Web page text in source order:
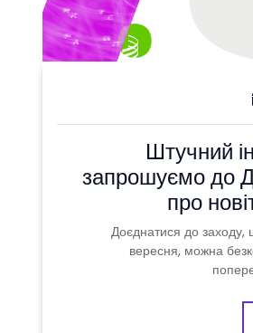
Штучний
запрошуємо до
про
Доєднатися до заходу,
вересня, можна